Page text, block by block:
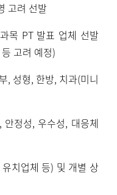
고려 선발
목 PT 발표 업체 선발
고려 예정)
, 성형, 한방, 치과(미니
, 안정성, 우수성, 대응체
유치업체 등) 및 개별 상